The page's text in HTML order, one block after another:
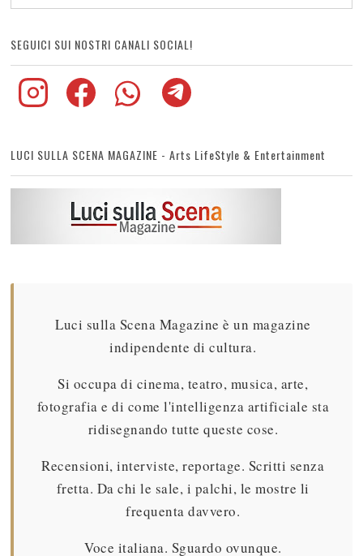
SEGUICI SUI NOSTRI CANALI SOCIAL!
LUCI SULLA SCENA MAGAZINE - Arts LifeStyle & Entertainment
Luci sulla Scena Magazine è un magazine
indipendente di cultura.
Si occupa di cinema, teatro, musica, arte,
fotografia e di come l'intelligenza artificiale sta
ridisegnando tutte queste cose.
Recensioni, interviste, reportage. Scritti senza
fretta. Da chi le sale, i palchi, le mostre li
frequenta davvero.
Voce italiana. Sguardo ovunque.